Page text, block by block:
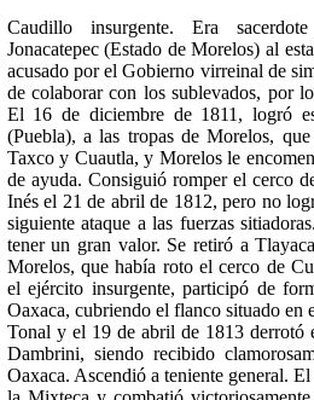
Caudillo insurgente. Era
Jonacatepec (Estado de Morelos) al
acusado por el Gobierno virreinal de
de colaborar con los sublevados, por
El 16 de diciembre de 1811, logró
(Puebla), a las tropas de Morelos,
Taxco y Cuautla, y Morelos le
de ayuda. Consiguió romper el cerco
Inés el 21 de abril de 1812, pero no
siguiente ataque a las fuerzas
tener un gran valor. Se retiró a
Morelos, que había roto el cerco de
el ejército insurgente, participó de
Oaxaca, cubriendo el flanco situado en
Tonal y el 19 de abril de 1813 derrotó
Dambrini, siendo recibido
Oaxaca. Ascendió a teniente general.